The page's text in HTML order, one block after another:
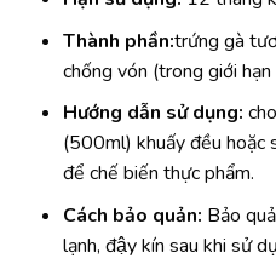
Thành phần:trứng gà
chống vón (trong giới hạn
Hướng dẫn sử dụng:
(500ml) khuấy đều hoặc
để chế biến thực phẩm.
Cách bảo quản: Bảo
lạnh, đậy kín sau khi sử